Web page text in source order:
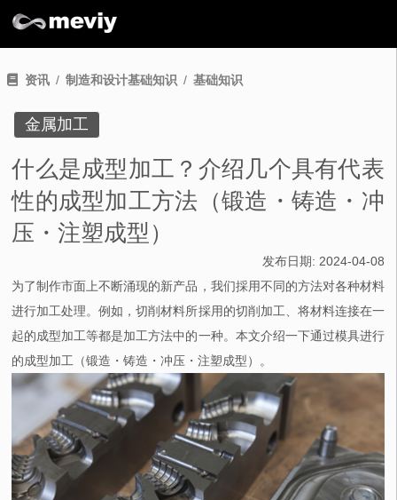
资讯 制造和设计基础知识 基础知识
金属加工
什么是成型加工？介绍几个具有代表
性的成型加工方法（锻造・铸造・冲
压・注塑成型）
发布日期: 2024-04-08
为了制作市面上不断涌现的新产品，我们採用不同的方法对各种材料
进行加工处理。例如，切削材料所採用的切削加工、将材料连接在一
起的成型加工等都是加工方法中的一种。本文介绍一下通过模具进行
的成型加工（锻造・铸造・冲压・注塑成型）。